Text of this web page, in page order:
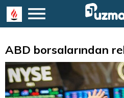
ABD borsalarından